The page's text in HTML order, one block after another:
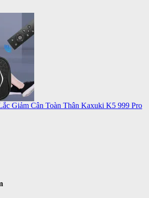
Giảm Cân Toàn Thân Kaxuki K5 999 Pro